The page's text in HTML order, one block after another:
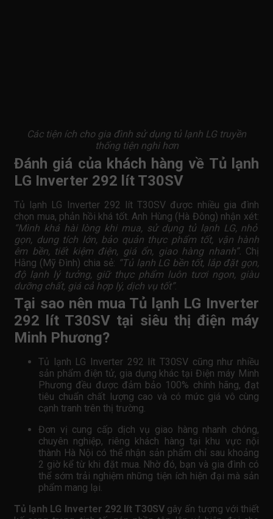
Các tiện ích cho gia đình sử dụng tủ lạnh LG truyền
thống tiện nghi hơn
Đánh giá của khách hàng về Tủ lạnh
LG Inverter 292 lít T30SV
Tủ lạnh LG Inverter 292 lít T30SV được nhiều gia đình
chọn mua, phản hồi khá tốt. Anh Hùng (Hà Đông) nhận xét:
“Mình khá hài lòng khi mua, sử dụng tủ lạnh LG, nhỏ
gọn, dung tích lớn, bảo quản thực phẩm tốt, vận hành
êm bền, tiết kiệm điện, giá ổn, giao hàng nhanh”. Chị
Hằng (Mỹ Đình) chia sẻ: “Tủ lạnh LG bền tốt, lắp đặt gọn,
độ lạnh lý tưởng, giữ thực phẩm luôn tươi ngon, giàu
dưỡng chất, giá cả hợp lý, dịch vụ tốt”.
Tại sao nên mua Tủ lạnh LG Inverter
292 lít T30SV tại siêu thị điện máy
Minh Phương?
Tủ lạnh LG Inverter 292 lít T30SV cũng như nhiều
sản phẩm điện tử, gia dụng khác tại Điện máy Minh
Phương đều được đảm bảo 100% chính hãng, đạt
tiêu chuẩn chất lượng cao và có mức giá vô cùng
cạnh tranh trên thị trường.
Đơn vị cung cấp dịch vụ giao hàng nhanh chóng,
chuyên nghiệp, riêng khách hàng tại khu vực nội
thành Hà Nội có thể nhận sản phẩm chỉ sau khoảng
2 giờ kể từ khi đặt mua. Nhờ đó, bạn và gia đình có
thể sớm trải nghiệm những tiện ích hiện đại mà sản
phẩm mang lại.
Tủ lạnh LG Inverter 292 lít T30SV gây ấn tượng với thiết